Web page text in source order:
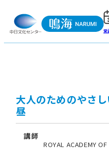
受
大人のためのや
昼
講師
ROYAL ACADEMY